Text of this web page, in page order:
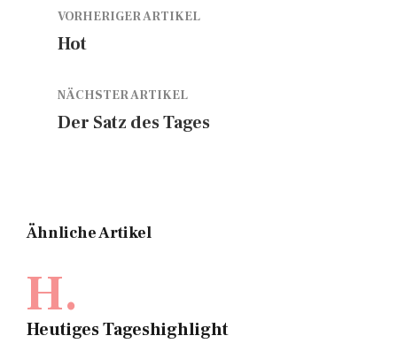
VORHERIGER ARTIKEL
Hot
NÄCHSTER ARTIKEL
Der Satz des Tages
Ähnliche Artikel
H.
Heutiges Tageshighlight